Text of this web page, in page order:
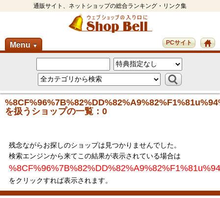
通販サイト、ネットショップの総合ランキング・リンク集
Menu ▼ PCサイト
を扱うショップの一覧：0
残念ながらお探しのショップは見つかりませんでした。
検索エンジンから来てこの結果が表示されている場合は
をクリックすれば表示されます。